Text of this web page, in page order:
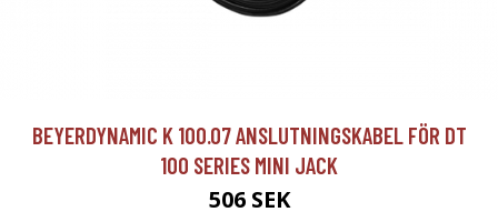
BEYERDYNAMIC K 100.07 ANSLUTNINGSKABEL FÖR DT
100 SERIES MINI JACK
506 SEK